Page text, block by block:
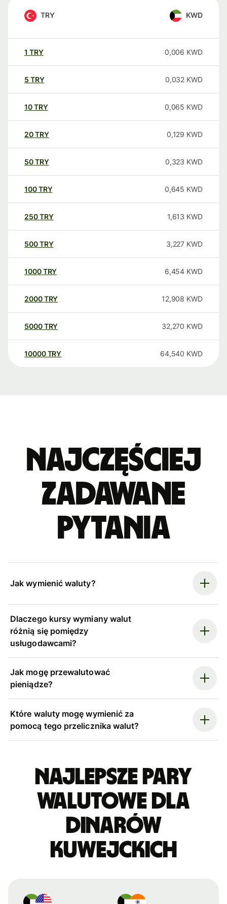
TRY KWD
1 TRY 0,006 KWD
5 TRY 0,032 KWD
10TRY 0,065 KWD
20TRY 0,129 KWD
50TRY 0,323 KWD
100TRY 0,645 KWD
250TRY 1,613 KWD
500TRY 3,227 KWD
1000TRY 6,454 KWD
2000TRY 12,908 KWD
5000TRY 32,270 KWD
10000 TRY 64,540 KWD
Najczęściej
zadawane
pytania
Jak wymienić waluty?
Dlaczego kursy wymiany walut
różnią się pomiędzy
usługodawcami?
Jak mogę przewalutować
pieniądze?
Które waluty mogę wymienić za
pomocą tego przelicznika walut?
Najlepsze pary
walutowe dla
dinarów
kuwejckich